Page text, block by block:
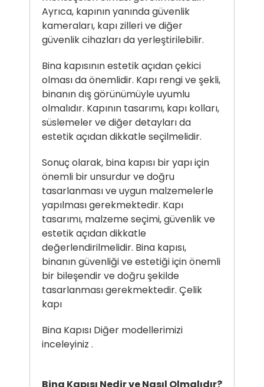
Ayrıca, kapının yanında güvenlik
kameraları, kapı zilleri ve diğer
güvenlik cihazları da yerleştirilebilir.
Bina kapısının estetik açıdan çekici
olması da önemlidir. Kapı rengi ve şekli,
binanın dış görünümüyle uyumlu
olmalıdır. Kapının tasarımı, kapı kolları,
süslemeler ve diğer detayları da
estetik açıdan dikkatle seçilmelidir.
Sonuç olarak, bina kapısı bir yapı için
önemli bir unsurdur ve doğru
tasarlanması ve uygun malzemelerle
yapılması gerekmektedir. Kapı
tasarımı, malzeme seçimi, güvenlik ve
estetik açıdan dikkatle
değerlendirilmelidir. Bina kapısı,
binanın güvenliği ve estetiği için önemli
bir bileşendir ve doğru şekilde
tasarlanması gerekmektedir. Çelik
kapı
Bina Kapısı Diğer modellerimizi
inceleyiniz .